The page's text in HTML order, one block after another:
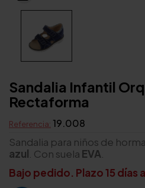
Sandalia Infantil
Rectaforma
Referencia: 19.008
Sandalia para niños de
azul . Con suela EVA
Bajo pedido. Plazo 15